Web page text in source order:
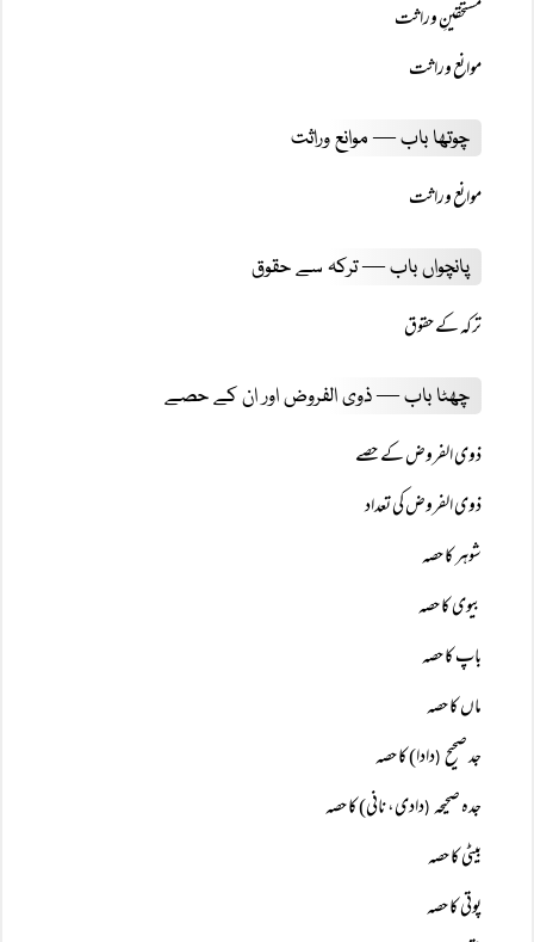
مستحقینِ وراثت
موانع وراثت
چوتھا باب — موانع وراثت
موانع وراثت
پانچواں باب — ترکہ سے حقوق
ترکہ کے حقوق
چھٹا باب — ذوی الفروض اور ان کے حصے
ذوی الفروض کے حصے
ذوی الفروض کی تعداد
شوہر کا حصہ
بیوی کا حصہ
باپ کا حصہ
ماں کا حصہ
جد صحیح (دادا) کا حصہ
جدہ صحیحہ (دادی، نانی) کا حصہ
بیٹی کا حصہ
پوتی کا حصہ